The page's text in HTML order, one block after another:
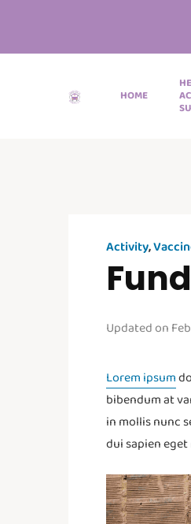
HOME
Activity,
Updated on
Lorem ipsum
bibendum at
in mollis nunc
dui sapien